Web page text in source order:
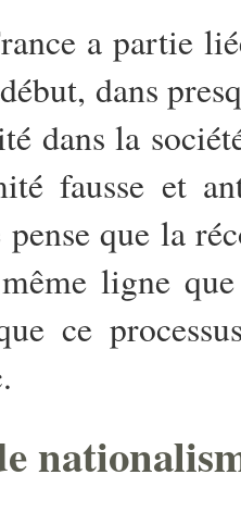
a partie
dans
dans la
fausse et
pense que la
ligne
ce